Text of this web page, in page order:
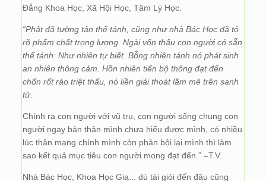
Đẳng Khoa Học, Xã Hội Học, Tâm Lý Học.
“Phật đã tường tận thể tánh, cũng như nhà Bác Học đã tỏ
rõ phẩm chất trọng lượng. Ngài vốn thấu con người có sẵn
thể tánh: Như nhiên tự biết. Bỗng nhiên tánh nó phát sinh
an nhiên thông cảm. Hồn nhiên tiến bộ thông đạt đến
chốn rốt ráo triệt thấu, nó liền giải thoát lầm mê trên sanh
tử.
Chính ra con người với vũ trụ, con người sống chung con
người ngay bản thân mình chưa hiểu được mình, có nhiều
lúc thân mạng chính mình còn phản bội lại mình thì làm
sao kết quả mục tiêu con người mong đạt đến.” –T.V.
Nhà Bác Học, Khoa Học Gia... dù tài giỏi đến đâu cũng